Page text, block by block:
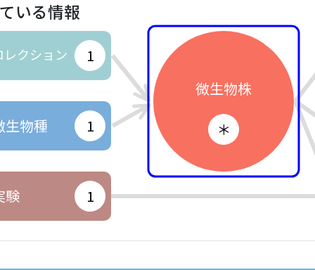
いる情報
レクション 1
生物種 1
験 1
微生物株
＊